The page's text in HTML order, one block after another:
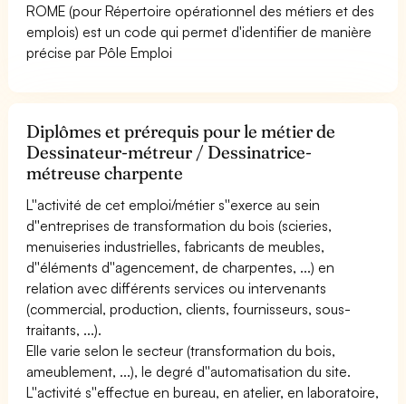
ROME (pour Répertoire opérationnel des métiers et des
emplois) est un code qui permet d'identifier de manière
précise par Pôle Emploi
Diplômes et prérequis pour le métier de
Dessinateur-métreur / Dessinatrice-
métreuse charpente
L''activité de cet emploi/métier s''exerce au sein
d''entreprises de transformation du bois (scieries,
menuiseries industrielles, fabricants de meubles,
d''éléments d''agencement, de charpentes, ...) en
relation avec différents services ou intervenants
(commercial, production, clients, fournisseurs, sous-
traitants, ...).
Elle varie selon le secteur (transformation du bois,
ameublement, ...), le degré d''automatisation du site.
L''activité s''effectue en bureau, en atelier, en laboratoire,